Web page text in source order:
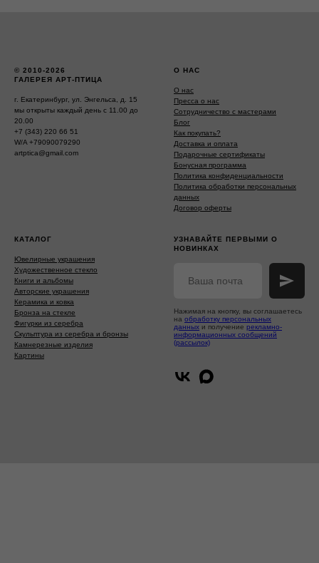
© 2010-2026
ГАЛЕРЕЯ АРТ-ПТИЦА
г. Екатеринбург, ул. Энгельса, д. 15
мы открыты каждый день с 11.00 до
20.00
+7 (343) 220 66 51
W/A +79090079290
artptica@gmail.com
О НАС
О нас
Пресса о нас
Сотрудничество с мастерами
Блог
Как покупать?
Доставка и оплата
Подарочные сертификаты
Бонусная программа
Политика конфиденциальности
Политика обработки персональных
данных
Договор оферты
КАТАЛОГ
Ювелирные украшения
Художественное стекло
Книги и альбомы
Авторские украшения
Керамика и ковка
Бронза на стекле
Фигурки из серебра
Скульптура из серебра и бронзы
Камнерезные изделия
Картины
УЗНАВАЙТЕ ПЕРВЫМИ О
НОВИНКАХ
Нажимая на кнопку, вы соглашаетесь
на обработку персональных
данных и получение рекламно-
информационных сообщений
(рассылок)